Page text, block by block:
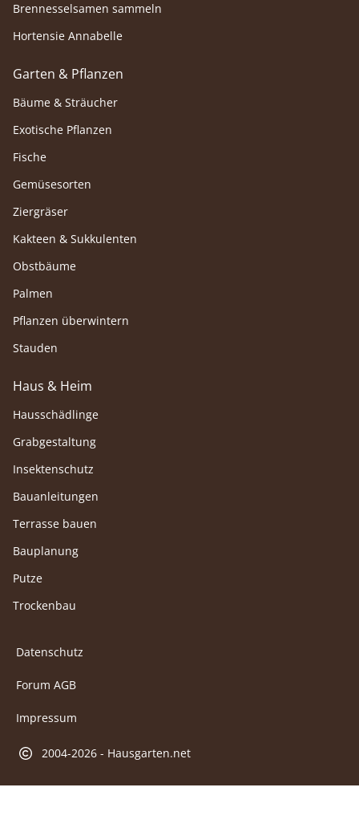
Brennesselsamen sammeln
Hortensie Annabelle
Garten & Pflanzen
Bäume & Sträucher
Exotische Pflanzen
Fische
Gemüsesorten
Ziergräser
Kakteen & Sukkulenten
Obstbäume
Palmen
Pflanzen überwintern
Stauden
Haus & Heim
Hausschädlinge
Grabgestaltung
Insektenschutz
Bauanleitungen
Terrasse bauen
Bauplanung
Putze
Trockenbau
Datenschutz
Forum AGB
Impressum
2004-2026 - Hausgarten.net